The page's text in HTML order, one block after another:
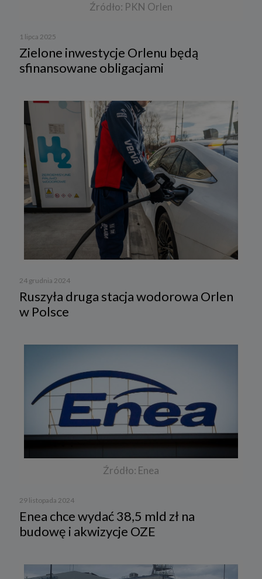
Źródło: PKN Orlen
1 lipca 2025
Zielone inwestycje Orlenu będą
sfinansowane obligacjami
24 grudnia 2024
Ruszyła druga stacja wodorowa Orlen
w Polsce
Źródło: Enea
29 listopada 2024
Enea chce wydać 38,5 mld zł na
budowę i akwizycje OZE